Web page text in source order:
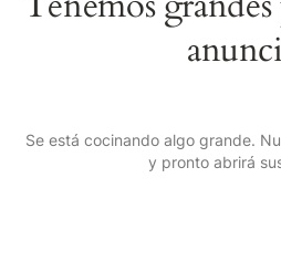
Se está cocinando algo grande.
y pronto abrirá